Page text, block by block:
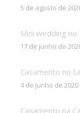
5 de agosto de
Mini wedding no
17 de junho de
Casamento no
4 de junho de 2020
Casamento na